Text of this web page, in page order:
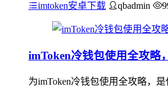
imtoken安卓下载 qbadmin
imToken冷钱包使用全攻略
为imToken冷钱包使用全攻略，